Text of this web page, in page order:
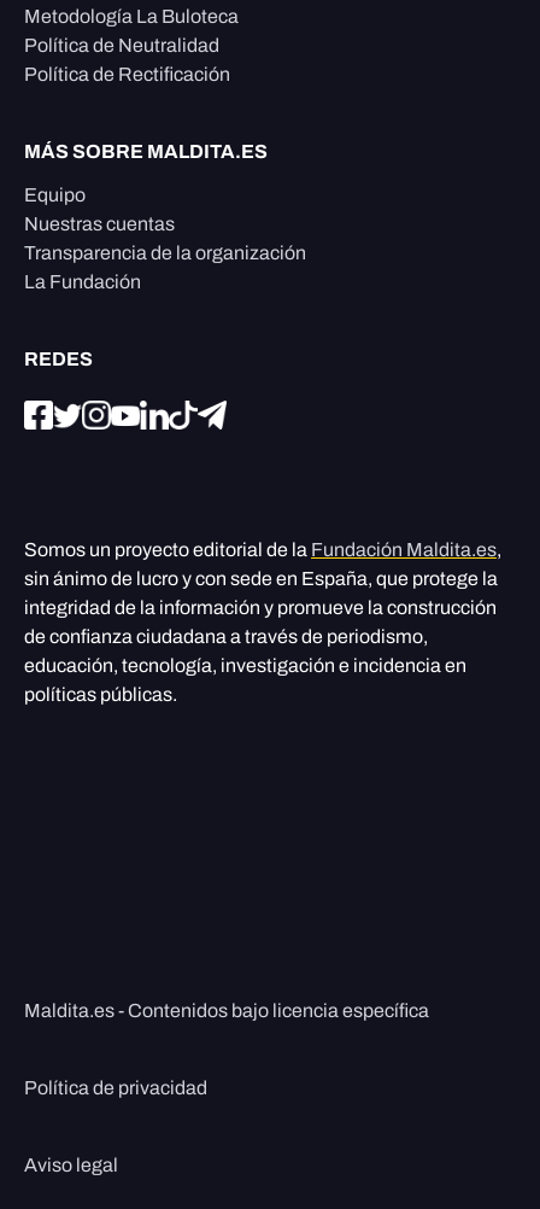
Metodología La Buloteca
Política de Neutralidad
Política de Rectificación
MÁS SOBRE MALDITA.ES
Equipo
Nuestras cuentas
Transparencia de la organización
La Fundación
REDES
Somos un proyecto editorial de la Fundación Maldita.es,
sin ánimo de lucro y con sede en España, que protege la
integridad de la información y promueve la construcción
de confianza ciudadana a través de periodismo,
educación, tecnología, investigación e incidencia en
políticas públicas.
Maldita.es - Contenidos bajo licencia específica
Política de privacidad
Aviso legal